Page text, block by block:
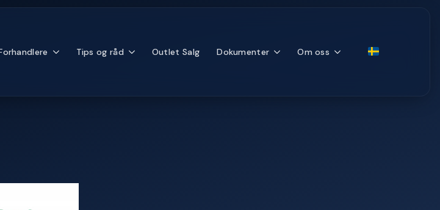
Tips og råd Outlet Salg Dokumenter Om oss